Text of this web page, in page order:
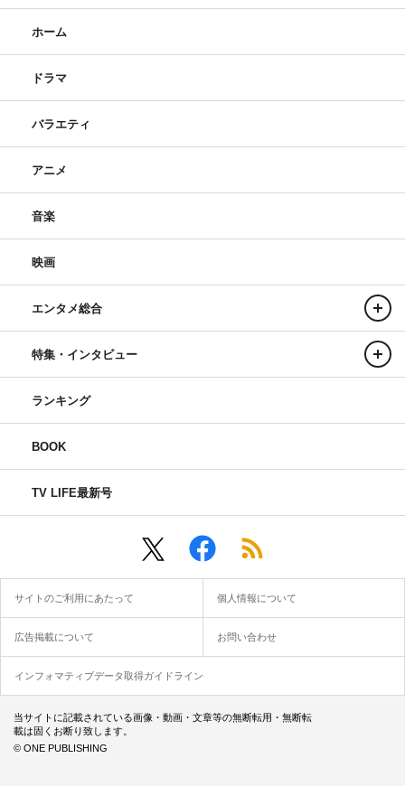
ホーム
ドラマ
バラエティ
アニメ
音楽
映画
エンタメ総合
特集・インタビュー
ランキング
BOOK
TV LIFE最新号
サイトのご利用にあたって 個人情報について
広告掲載について お問い合わせ
インフォマティブデータ取得ガイドライン
当サイトに記載されている画像・動画・文章等の無断転用・無断転
載は固くお断り致します。
© ONE PUBLISHING